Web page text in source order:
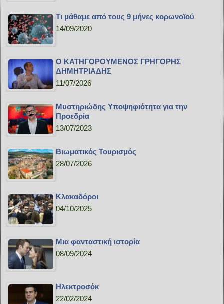
Τι μάθαμε από τους 9 μήνες κορωνοϊού
14/09/2020
Ο ΚΑΤΗΓΟΡΟΥΜΕΝΟΣ ΓΡΗΓΟΡΗΣ
ΔΗΜΗΤΡΙΑΔΗΣ
11/07/2026
Μυστηριώδης Υποψηφιότητα για την
Προεδρία
13/07/2023
Bιωματικός Τουρισμός
28/07/2026
Κλακαδόροι
04/10/2025
Μια φανταστική ιστορία
08/09/2024
Ηλεκτροσόκ
22/02/2024